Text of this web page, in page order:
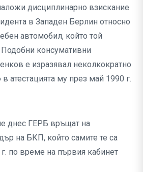
дисциплинарно взискание
в Западен Берлин относно
автомобил, който той
консумативни
е изразявал неколкократно
атестацията му през май 1990 г.
днес ГЕРБ връщат на
на БКП, който самите те са
по време на първия кабинет